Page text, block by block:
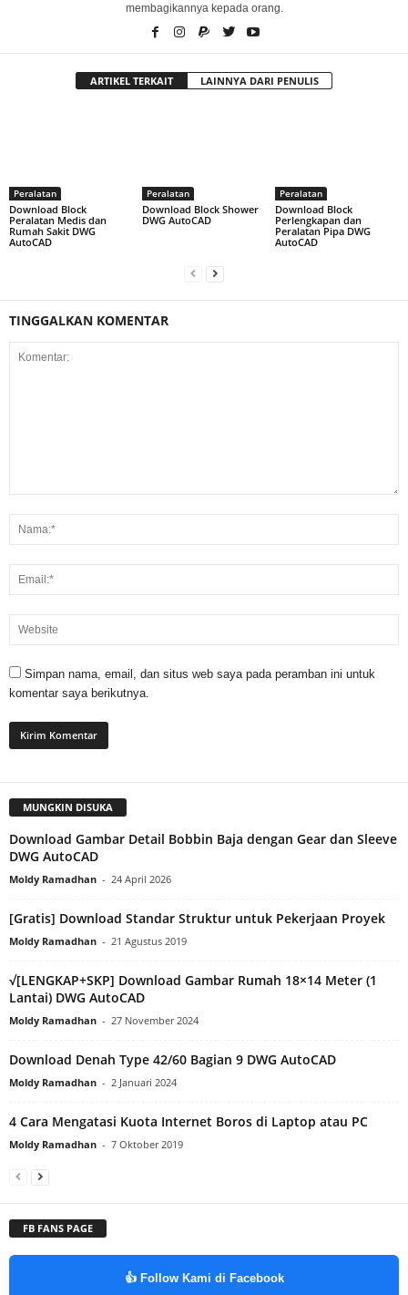
membagikannya kepada orang.
ARTIKEL TERKAIT LAINNYA DARI PENULIS
Peralatan
Download Block
Peralatan Medis dan
Rumah Sakit DWG
AutoCAD
Peralatan
Download Block Shower
DWG AutoCAD
Peralatan
Download Block
Perlengkapan dan
Peralatan Pipa DWG
AutoCAD
TINGGALKAN KOMENTAR
Simpan nama, email, dan situs web saya pada peramban ini untuk
komentar saya berikutnya.
MUNGKIN DISUKA
Download Gambar Detail Bobbin Baja dengan Gear dan Sleeve
DWG AutoCAD
Moldy Ramadhan - 24 April 2026
[Gratis] Download Standar Struktur untuk Pekerjaan Proyek
Moldy Ramadhan - 21 Agustus 2019
√[LENGKAP+SKP] Download Gambar Rumah 18×14 Meter (1
Lantai) DWG AutoCAD
Moldy Ramadhan - 27 November 2024
Download Denah Type 42/60 Bagian 9 DWG AutoCAD
Moldy Ramadhan - 2 Januari 2024
4 Cara Mengatasi Kuota Internet Boros di Laptop atau PC
Moldy Ramadhan - 7 Oktober 2019
FB FANS PAGE
👍 Follow Kami di Facebook